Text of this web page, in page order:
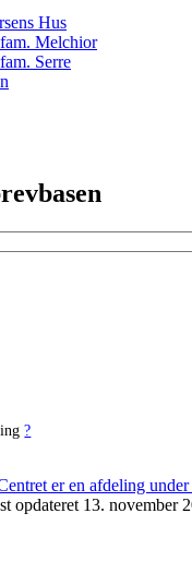
Hus
Melchior
Serre
?
opdateret 13. november